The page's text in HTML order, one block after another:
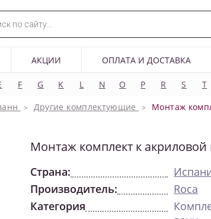
АКЦИИ ОПЛАТА И ДОСТАВКА
F G K L N O P R S T
Другие комплектующие Монтаж
Монтаж комплект к акриловой
Страна:
Производитель:
Roca
Категория